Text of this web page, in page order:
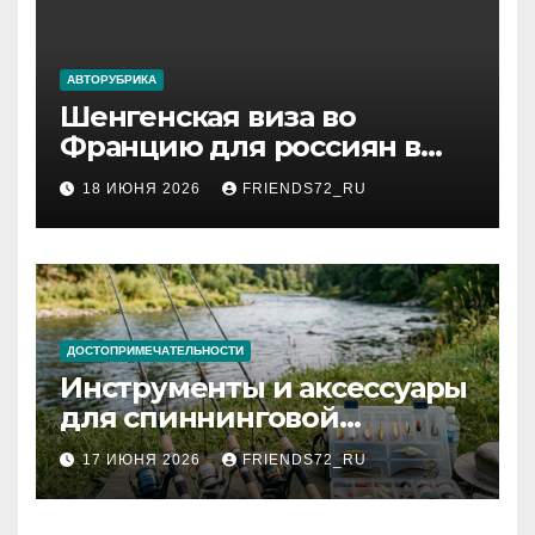
АВТОРУБРИКА
Шенгенская виза во
Францию для россиян в
2026 году: сроки от 3 дней
и список необходимых
документов
18 ИЮНЯ 2026 FRIENDS72_RU
ДОСТОПРИМЕЧАТЕЛЬНОСТИ
Инструменты и аксессуары
для спиннинговой
рыбалки: назначение и
типы
17 ИЮНЯ 2026 FRIENDS72_RU